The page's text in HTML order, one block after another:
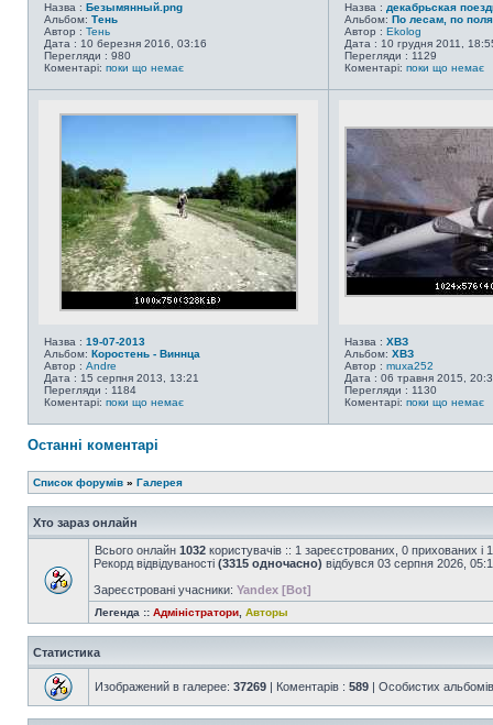
Назва : Безымянный.png
Альбом: Тень
Автор : Тень
Дата : 10 березня 2016, 03:16
Перегляди : 980
Коментарі: поки що немає
Назва : декабрьская
Альбом: По лесам, по
Автор : Ekolog
Дата : 10 грудня 2011,
Перегляди : 1129
Коментарі: поки що немає
Назва : 19-07-2013
Альбом: Коростень - Виннца
Автор : Andre
Дата : 15 серпня 2013, 13:21
Перегляди : 1184
Коментарі: поки що немає
Назва : ХВЗ
Альбом: ХВЗ
Автор : muxa252
Дата : 06 травня 2015,
Перегляди : 1130
Коментарі: поки що немає
Останні коментарі
Список форумів » Галерея
Хто зараз онлайн
Всього онлайн 1032 користувачів :: 1 зареєстрованих, 0 прихованих і
Рекорд відвідуваності (3315 одночасно) відбувся 03 серпня 2026,
Зареєстровані учасники: Yandex [Bot]
Легенда :: Адміністратори Авторы
Статистика
Изображений в галерее: 37269 | Коментарів : 589 | Особистих